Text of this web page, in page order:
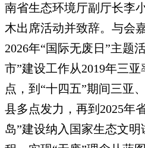
南省生态环境厅副厅长李
木出席活动并致辞。与会
2026年“国际无废日”主题
市”建设工作从2019年三
点，到“十四五”期间三亚
县多点发力，再到2025年
岛”建设纳入国家生态文明